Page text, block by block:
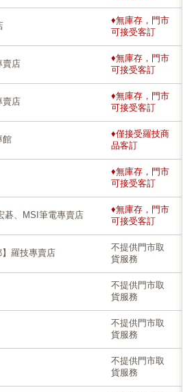
♦無庫存，門市
可接受客訂
賣店
♦無庫存，門市
可接受客訂
賣店
♦無庫存，門市
可接受客訂
館
♦僅接受羅技商
品客訂
♦無庫存，門市
可接受客訂
碁、MSI筆電專賣店
♦無庫存，門市
可接受客訂
】羅技專賣店
不提供門市取
貨服務
不提供門市取
貨服務
不提供門市取
貨服務
不提供門市取
貨服務